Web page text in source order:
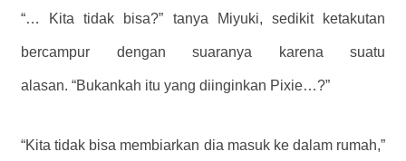
“… Kita tidak bisa?” tanya Miyuki, sedikit ketakutan
bercampur dengan suaranya karena suatu
alasan. “Bukankah itu yang diinginkan Pixie…?”
“Kita tidak bisa membiarkan dia masuk ke dalam rumah,”